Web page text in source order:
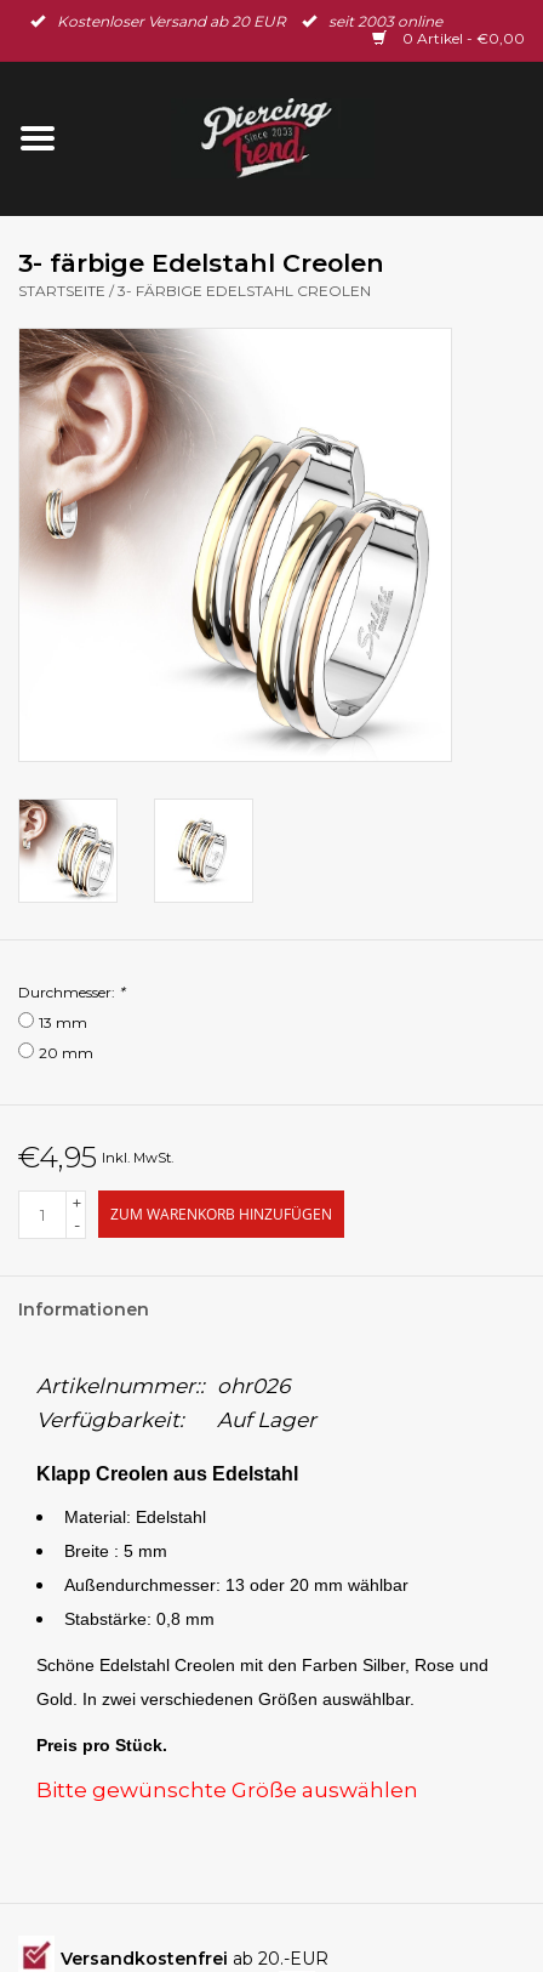
Kostenloser Versand ab 20 EUR
seit 2003 online
0 Artikel - €0,00
Startseite
Ohrschmuck
Gutscheine
% Sale %
BLOG
3- färbige Edelstahl Creolen
STARTSEITE /3- FÄRBIGE EDELSTAHL CREOLEN
Durchmesser: *
13 mm
20 mm
€4,95 Inkl. MwSt.
+
-
ZUM WARENKORB HINZUFÜGEN
Informationen
Artikelnummer:: ohr026
Verfügbarkeit:
Auf Lager
Klapp Creolen aus Edelstahl
Material: Edelstahl
Breite : 5 mm
Außendurchmesser: 13 oder 20 mm wählbar
Stabstärke: 0,8 mm
Schöne Edelstahl Creolen mit den Farben Silber, Rose und
Gold. In zwei verschiedenen Größen auswählbar.
Preis pro Stück.
Bitte gewünschte Größe auswählen
Versandkostenfrei ab 20.-EUR